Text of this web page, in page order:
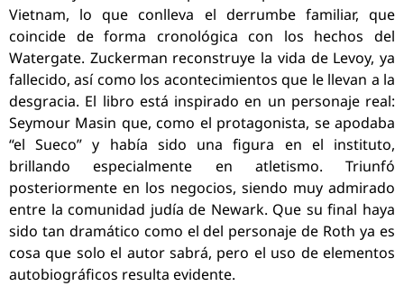
Vietnam, lo que conlleva el derrumbe familiar, que
coincide de forma cronológica con los hechos del
Watergate. Zuckerman reconstruye la vida de Levoy, ya
fallecido, así como los acontecimientos que le llevan a la
desgracia. El libro está inspirado en un personaje real:
Seymour Masin que, como el protagonista, se apodaba
“el Sueco” y había sido una figura en el instituto,
brillando especialmente en atletismo. Triunfó
posteriormente en los negocios, siendo muy admirado
entre la comunidad judía de Newark. Que su final haya
sido tan dramático como el del personaje de Roth ya es
cosa que solo el autor sabrá, pero el uso de elementos
autobiográficos resulta evidente.